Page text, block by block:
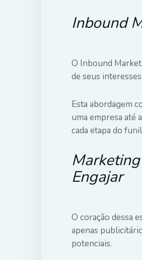
Inbound
O Inbound
de seus
Esta abordagem
uma empresa até
cada etapa do
Engajar
O coração dessa
apenas
potenciais.